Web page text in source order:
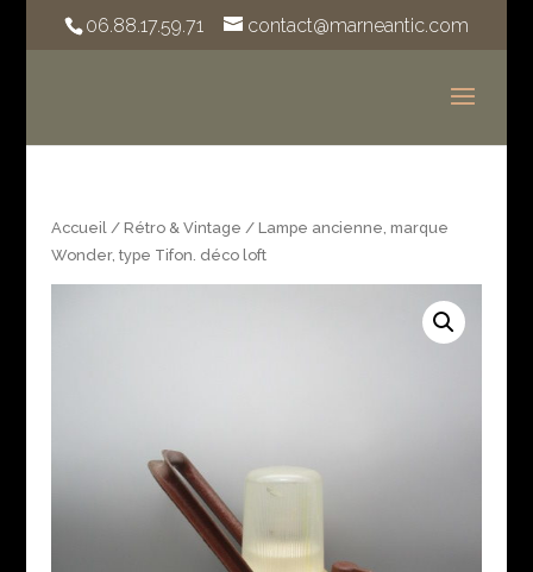
06.88.17.59.71 contact@marneantic.com
Accueil/ Rétro & Vintage / Lampe ancienne, marque
Wonder, type Tifon. déco loft